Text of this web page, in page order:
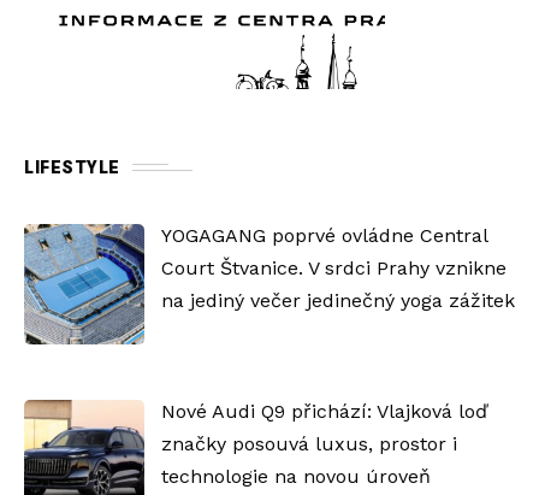
LIFESTYLE
YOGAGANG poprvé ovládne Central
Court Štvanice. V srdci Prahy vznikne
na jediný večer jedinečný yoga zážitek
Nové Audi Q9 přichází: Vlajková loď
značky posouvá luxus, prostor i
technologie na novou úroveň